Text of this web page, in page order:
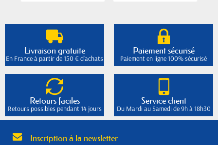
Livraison gratuite
En France à partir de 150 € d'achats
Paiement sécurisé
Paiement en ligne 100% sécurisé
Retours faciles
Retours possibles pendant 14 jours
Service client
Du Mardi au Samedi de 9h à 18h30
Inscription à la newsletter